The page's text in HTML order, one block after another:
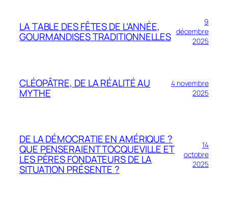
LA TABLE DES FÊTES DE L’ANNÉE,
GOURMANDISES TRADITIONNELLES
9
décembre
2025
CLÉOPÂTRE, DE LA RÉALITÉ AU
MYTHE
4 novembre
2025
DE LA DÉMOCRATIE EN AMÉRIQUE ?
QUE PENSERAIENT TOCQUEVILLE ET
LES PÈRES FONDATEURS DE LA
SITUATION PRÉSENTE ?
14
octobre
2025